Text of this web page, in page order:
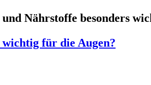
Nährstoffe besonders
für die Augen?